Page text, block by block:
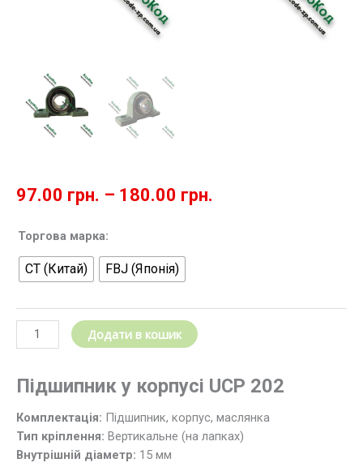
97.00 грн. – 180.00 грн.
Торгова марка:
CT (Китай) FBJ (Японія)
Корпусний
UCP
/
Підшипниковий
вузол
(в
зборі)
кількість
Додати в кошик
Підшипник у корпусі UCP 202
Комплектація: Підшипник, корпус, маслянка
Тип кріплення: Вертикальне (на лапках)
Внутрішній діаметр: 15 мм